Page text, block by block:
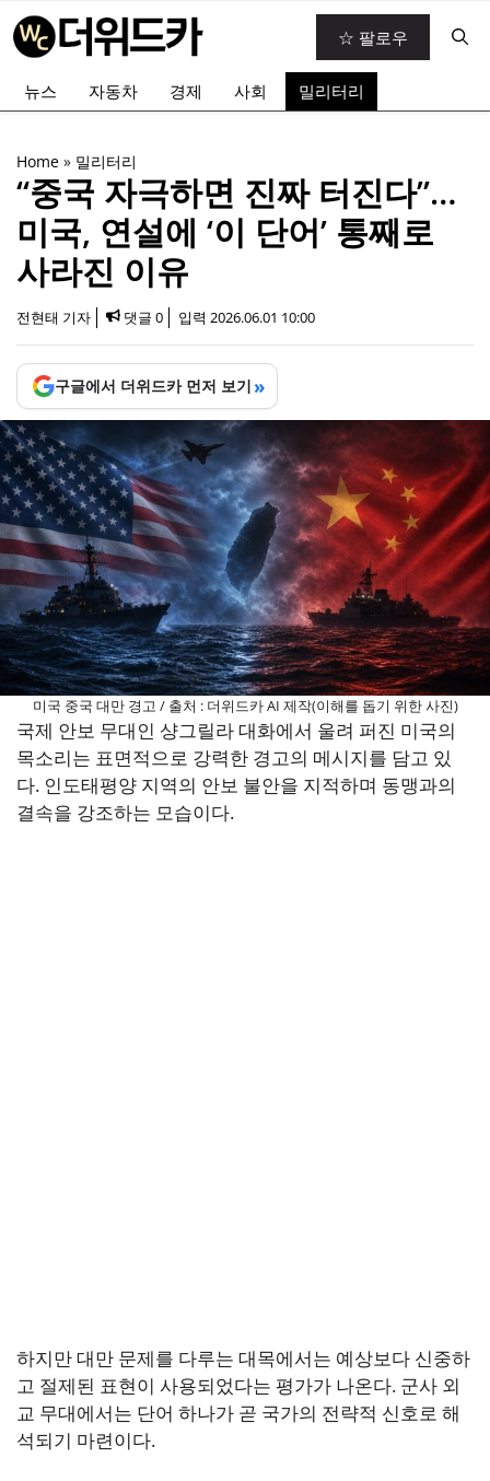
텐
☆ 팔로우
뉴스 자동차 경제 사회 밀리터리
Home » 밀리터리
“중국 자극하면 진짜 터진다”…
미국, 연설에 ‘이 단어’ 통째로
사라진 이유
전현태 기자 댓글 0 입력 2026.06.01 10:00
구글에서 더위드카 먼저 보기 »
미국 중국 대만 경고 / 출처 : 더위드카 AI 제작(이해를 돕기 위한 사진)
국제 안보 무대인 샹그릴라 대화에서 울려 퍼진 미국의
목소리는 표면적으로 강력한 경고의 메시지를 담고 있
다. 인도태평양 지역의 안보 불안을 지적하며 동맹과의
결속을 강조하는 모습이다.
하지만 대만 문제를 다루는 대목에서는 예상보다 신중하
고 절제된 표현이 사용되었다는 평가가 나온다. 군사 외
교 무대에서는 단어 하나가 곧 국가의 전략적 신호로 해
석되기 마련이다.